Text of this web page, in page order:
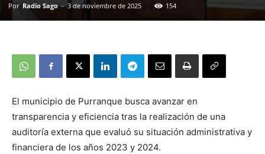
Por Radio Sago - 3 de noviembre de 2025 154
El municipio de Purranque busca avanzar en
transparencia y eficiencia tras la realización de una
auditoría externa que evaluó su situación administrativa y
financiera de los años 2023 y 2024.